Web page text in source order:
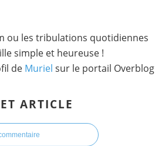
ou les tribulations quotidiennes
simple et heureuse !
de Muriel sur le portail Overblog
ARTICLE